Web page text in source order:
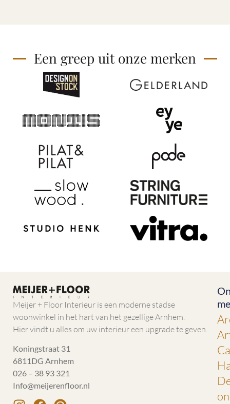
Een greep uit onze merken
Meijer + Floor Interieur is een moderne stadse
woonwinkel in het hart van het gezellige Arnhem.
Hier vindt u alles om uw interieur een upgrade te geven.
Koningstraat 31
6811DG Arnhem
026 – 38 93 321
Info@meijerenfloor.nl
on